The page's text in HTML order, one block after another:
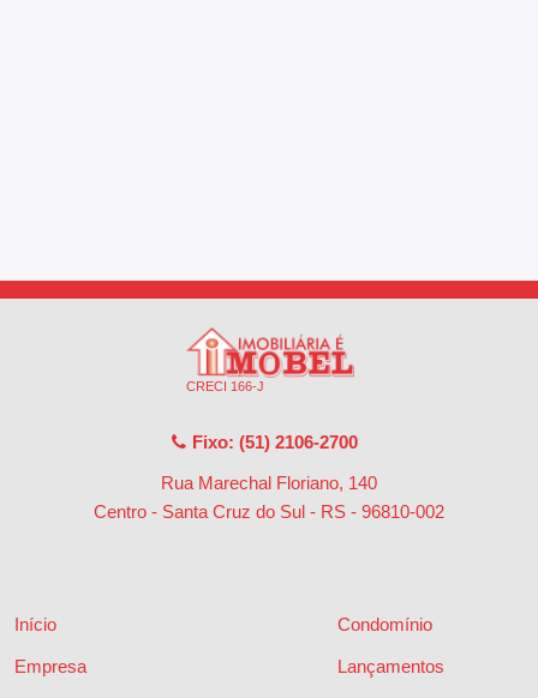
CRECI 166-J
Fixo: (51) 2106-2700
Rua Marechal Floriano, 140
Centro - Santa Cruz do Sul - RS - 96810-002
Início
Empresa
Condomínio
Lançamentos